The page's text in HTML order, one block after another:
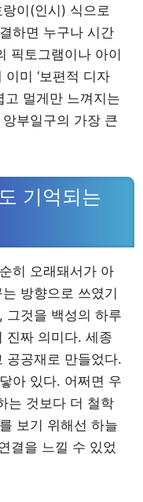
이(인시) 식으로
하면 누구나 시간
픽토그램이나 아이
미 ‘보편적 디자
고 멀게만 느껴지는
부일구의 가장 큰
기억되는
히 오래돼서가 아
방향으로 쓰였기
그것을 백성의 하루
진짜 의미다. 세종
공공재로 만들었다.
아 있다. 어쩌면 우
는 것보다 더 철학
보기 위해선 하늘
결을 느낄 수 있었